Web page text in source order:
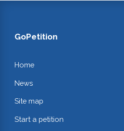
GoPetition
Home
News
Site map
Start a petition